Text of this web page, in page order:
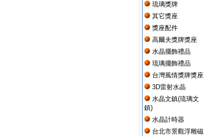
琉璃獎牌
其它獎座
獎座配件
高爾夫獎牌獎座
水晶擺飾禮品
琉璃擺飾禮品
台灣風情獎牌獎座
3D雷射水晶
水晶文鎮(琉璃文
鎮)
水晶計時器
台北市景觀浮雕磁